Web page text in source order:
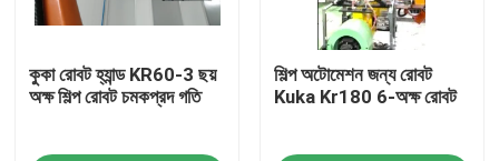
কুকা রোবট হ্যান্ড KR60-3 ছয়
অক্ষ শিল্প রোবট চমকপ্রদ গতি
শিল্প অটোমেশন জন্য রোবট
Kuka Kr180 6-অক্ষ রোবট